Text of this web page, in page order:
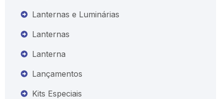
Lanternas e Luminárias
Lanternas
Lanterna
Lançamentos
Kits Especiais